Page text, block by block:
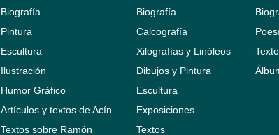
Biografía
Pintura
Escultura
Ilustración
Humor Gráfico
Artículos y textos de Acín
Textos sobre Ramón
Biografía
Calcografía
Xilografías y Linóleos
Dibujos y Pintura
Escultura
Exposiciones
Textos